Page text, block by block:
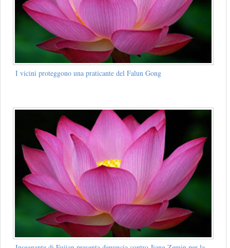
I vicini proteggono una praticante del Falun Gong